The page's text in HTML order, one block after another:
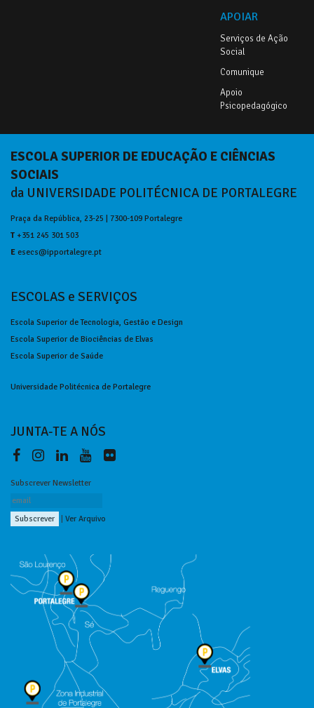
APOIAR
Serviços de Ação
Social
Comunique
Apoio
Psicopedagógico
ESCOLA SUPERIOR DE EDUCAÇÃO E CIÊNCIAS
SOCIAIS
da UNIVERSIDADE POLITÉCNICA DE PORTALEGRE
Praça da República, 23-25 | 7300-109 Portalegre
T +351 245 301 503
E esecs@ipportalegre.pt
ESCOLAS e SERVIÇOS
Escola Superior de Tecnologia, Gestão e Design
Escola Superior de Biociências de Elvas
Escola Superior de Saúde
Universidade Politécnica de Portalegre
JUNTA-TE A NÓS
Subscrever Newsletter
Ver Arquivo